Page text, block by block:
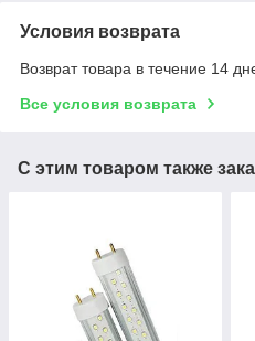
Условия возврата
Возврат товара в течение 14
Все условия возврата
С этим товаром также